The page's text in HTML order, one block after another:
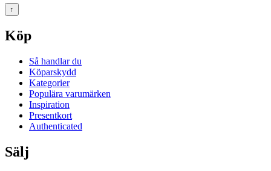
↑
Köp
Så handlar du
Köparskydd
Kategorier
Populära varumärken
Inspiration
Presentkort
Authenticated
Sälj